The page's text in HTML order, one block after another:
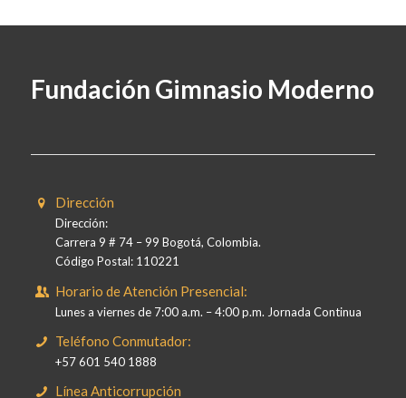
Fundación Gimnasio Moderno
Dirección
Dirección:
Carrera 9 # 74 – 99 Bogotá, Colombia.
Código Postal: 110221
Horario de Atención Presencial:
Lunes a viernes de 7:00 a.m. – 4:00 p.m. Jornada Continua
Teléfono Conmutador:
+57 601 540 1888
Línea Anticorrupción